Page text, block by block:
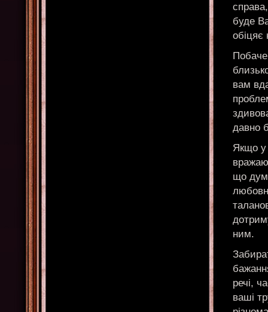
буде
обіцяє
вам
давно
Якщо у
що
ним.
речі,
ваші